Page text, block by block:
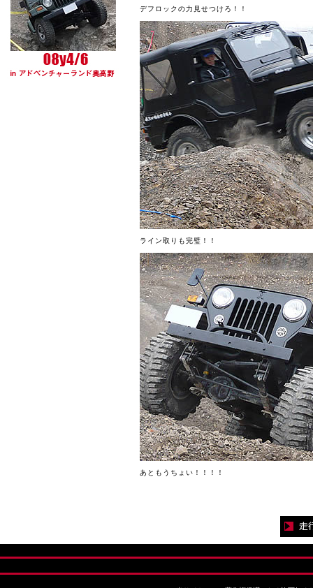
デフロックの力見せつけろ！！
ライン取りも完璧！！
あともうちょい！！！！